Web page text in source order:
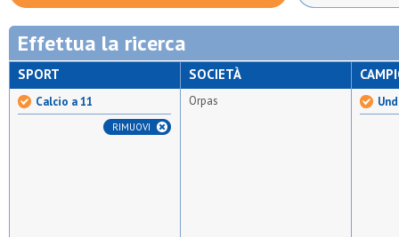
Effettua la ricerca
SPORT
Calcio a 11
RIMUOVI
SOCIETÀ
Orpas